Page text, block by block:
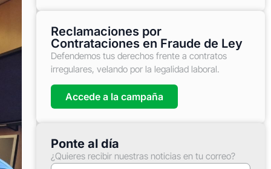
Reclamaciones por
Contrataciones en Fraude de Ley
Defendemos tus derechos frente a contratos
irregulares, velando por la legalidad laboral.
Accede a la campaña
Ponte al día
¿Quieres recibir nuestras noticias en tu correo?